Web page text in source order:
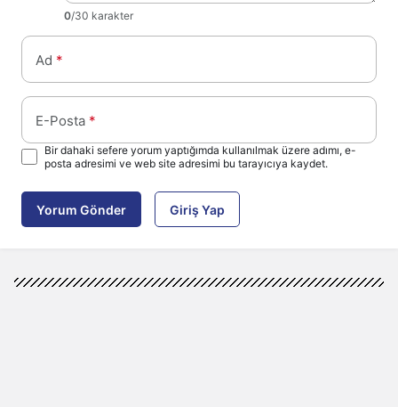
0/30 karakter
Ad *
E-Posta *
Bir dahaki sefere yorum yaptığımda kullanılmak üzere adımı, e-
posta adresimi ve web site adresimi bu tarayıcıya kaydet.
Yorum Gönder Giriş Yap